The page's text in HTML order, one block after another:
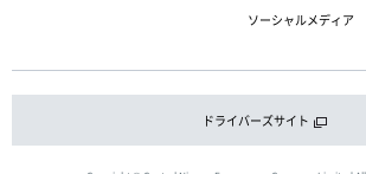
ソーシャルメディア
ドライバーズサイト